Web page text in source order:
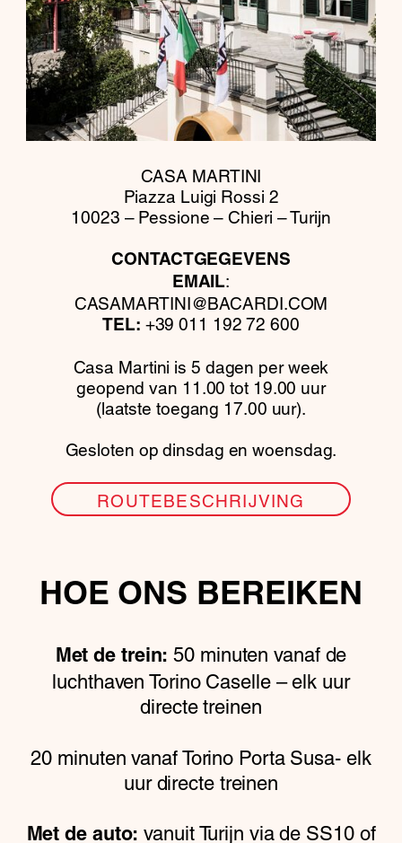
CASA MARTINI
Piazza Luigi Rossi 2
10023 – Pessione – Chieri – Turijn
CONTACTGEGEVENS
EMAIL:
CASAMARTINI@BACARDI.COM
TEL: +39 011 192 72 600
Casa Martini is 5 dagen per week
geopend van 11.00 tot 19.00 uur
(laatste toegang 17.00 uur).
Gesloten op dinsdag en woensdag.
ROUTEBESCHRIJVING
HOE ONS BEREIKEN
Met de trein: 50 minuten vanaf de
luchthaven Torino Caselle – elk uur
directe treinen
20 minuten vanaf Torino Porta Susa- elk
uur directe treinen
Met de auto: vanuit Turijn via de SS10 of